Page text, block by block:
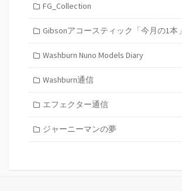
FG_Collection
Gibsonアコースティック「今月の1本」
Washburn Nuno Models Diary
Washburn通信
エフェクター通信
ジャーニーマンの夢